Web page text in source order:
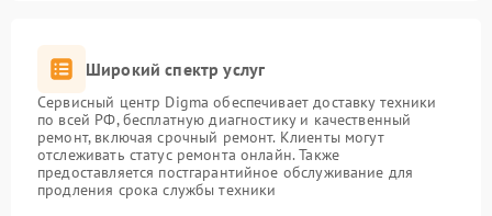
Широкий спектр услуг
Сервисный центр Digma обеспечивает доставку техники
по всей РФ, бесплатную диагностику и качественный
ремонт, включая срочный ремонт. Клиенты могут
отслеживать статус ремонта онлайн. Также
предоставляется постгарантийное обслуживание для
продления срока службы техники